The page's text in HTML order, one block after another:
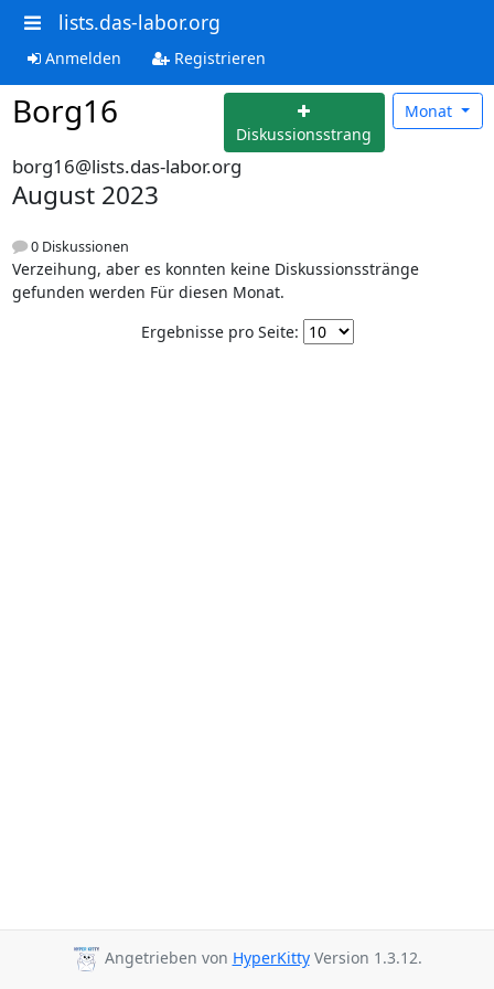
lists.das-labor.org
Anmelden Registrieren
Borg16
Diskussionsstrang
Monat
borg16@lists.das-labor.org
August 2023
0 Diskussionen
Verzeihung, aber es konnten keine Diskussionsstränge
gefunden werden Für diesen Monat.
Ergebnisse pro Seite:
Angetrieben von HyperKittyVersion 1.3.12.